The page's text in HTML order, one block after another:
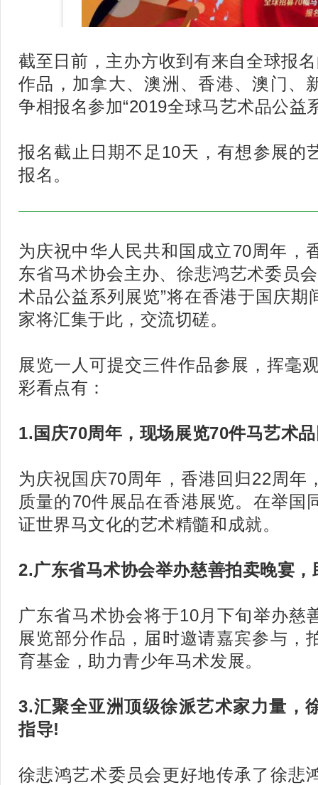
截至日前，主办方收到有来自全球报
作品，加拿大、澳洲、香港、澳门、
争相报名参加“2019全球马艺术品公益
报名截止日期不足10天，有想参展的
报名。
为庆祝中华人民共和国成立70周年，
东省马术协会主办、徐悲鸿艺术委员
术品公益系列展览”将在香港于国庆期
家将汇集于此，交流切磋。
展览一人可提交三件作品参展，挥毫
彩看点有：
1.国庆70周年，现场展览70件马艺术
为庆祝国庆70周年，香港回归22周年
质量的70件展品在香港展览。在举国
证世界马文化的艺术精髓和成就。
2.广东省马术协会举办慈善拍卖晚宴
广东省马术协会将于10月下旬举办慈
展览部分作品，届时邀请嘉宾参与，
育基金，助力青少年马术发展。
3.汇聚全亚洲顶级徐派艺术家力量，
指导!
徐悲鸿艺术委员会更好地传承了徐悲